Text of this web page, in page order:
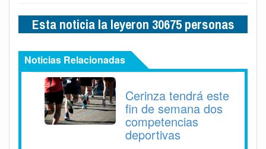
Esta noticia la leyeron 30675 personas
Noticias Relacionadas
Cerinza tendrá este
fin de semana dos
competencias
deportivas